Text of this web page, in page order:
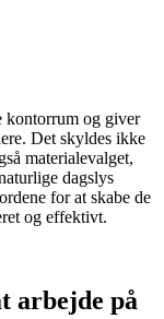
kontorrum og giver
Det skyldes ikke
materialevalget,
dagslys
for at skabe de
og effektivt.
arbejde på